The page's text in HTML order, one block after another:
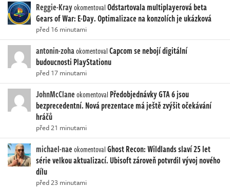
Reggie-KrayokomentovalOdstartovala multiplayerová beta
Gears of War: E-Day. Optimalizace na konzolích je ukázková
před 16 minutami
antonin-zohaokomentovalCapcom se nebojí digitální
budoucnosti PlayStationu
před 17 minutami
JohnMcClaneokomentoval Předobjednávky GTA 6 jsou
bezprecedentní. Nová prezentace má ještě zvýšit očekávání
hráčů
před 21 minutami
michael-naeokomentovalGhost Recon: Wildlands slaví 25 let
série velkou aktualizací. Ubisoft zároveň potvrdil vývoj nového
dílu
před 23 minutami